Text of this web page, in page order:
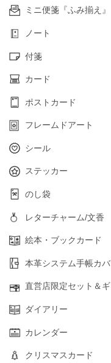
ミニ便箋『ふみ揃え』
ノート
付箋
カード
ポストカード
フレームドアート
シール
ステッカー
のし袋
レターチャーム/文香
絵本・ブックカード
本革システム手帳カ
直営店限定セット＆ギ
ダイアリー
カレンダー
クリスマスカード